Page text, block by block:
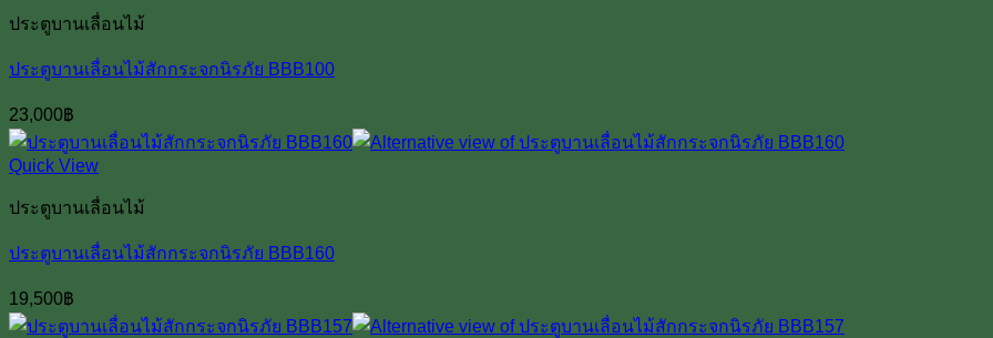
ประตูบานเลื่อนไม้
ประตูบานเลื่อนไม้สักกระจกนิรภัย BBB100
23,000฿
Quick View
ประตูบานเลื่อนไม้
ประตูบานเลื่อนไม้สักกระจกนิรภัย BBB160
19,500฿